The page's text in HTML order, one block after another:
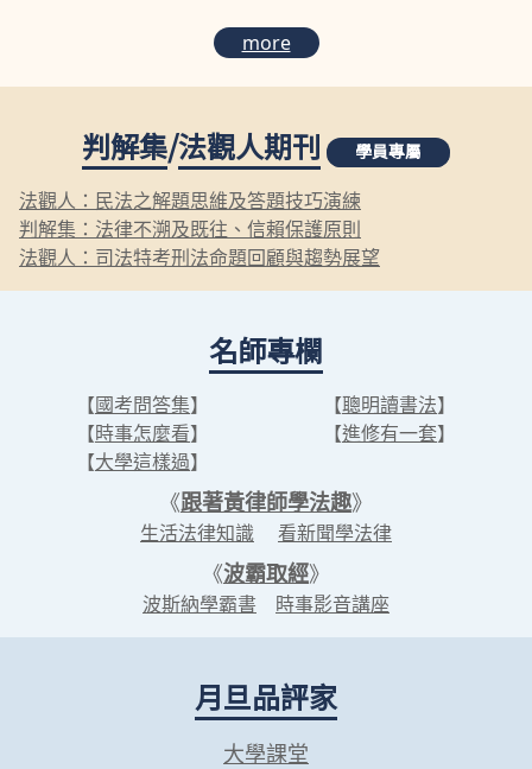
more
判解集/法觀人期刊 學員專屬
法觀人：民法之解題思維及答題技巧演練
判解集：法律不溯及既往、信賴保護原則
法觀人：司法特考刑法命題回顧與趨勢展望
名師專欄
【國考問答集】 【聰明讀書法】
【時事怎麼看】 【進修有一套】
【大學這樣過】
《跟著黃律師學法趣》
生活法律知識 看新聞學法律
《波霸取經》
波斯納學霸書 時事影音講座
月旦品評家
大學課堂